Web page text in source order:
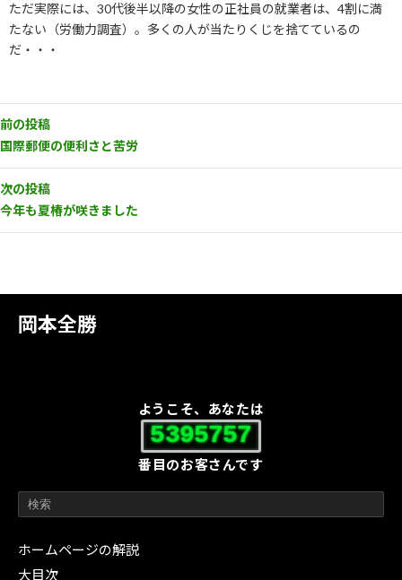
岡本全勝
ようこそ、あなたは
5395757
番目のお客さんです
ホームページの解説
大目次
ただ実際には、30代後半以降の女性の正社員の就業者は、4割に満
たない（労働力調査）。多くの人が当たりくじを捨てているの
だ・・・
前の投稿
国際郵便の便利さと苦労
次の投稿
今年も夏椿が咲きました